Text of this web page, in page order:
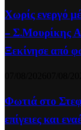
Χωρίς ενεργό
– Σ.Μουρίκης
Ξεκίνησε από
Φωτιά στο
επίγειες και